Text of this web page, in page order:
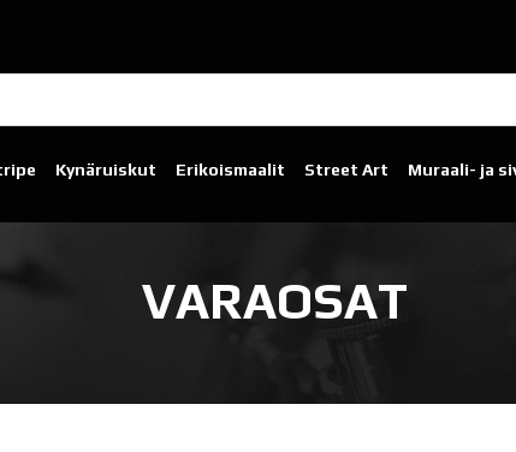
Kynäruiskut Erikoismaalit Street Art Muraali- ja
VARAOSAT